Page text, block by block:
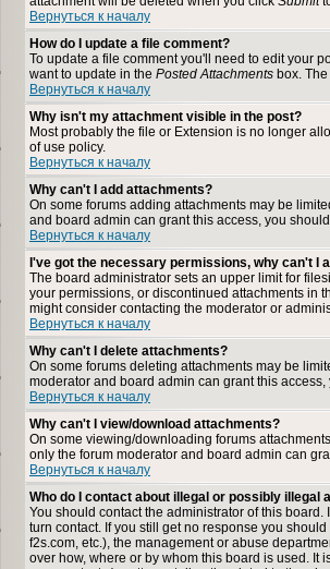
Вернуться к началу
How do I update a file comment?
To update a file comment you'll need to edit your
want to update in the Posted Attachments box.
Вернуться к началу
Why isn't my attachment visible in the post?
Most probably the file or Extension is no longer
of use policy.
Вернуться к началу
Why can't I add attachments?
On some forums adding attachments may be
and board admin can grant this access, you
Вернуться к началу
I've got the necessary permissions, why can't I
The board administrator sets an upper limit for
your permissions, or discontinued attachments in
might consider contacting the moderator or
Вернуться к началу
Why can't I delete attachments?
On some forums deleting attachments may be
moderator and board admin can grant this
Вернуться к началу
Why can't I view/download attachments?
On some viewing/downloading forums
only the forum moderator and board admin can
Вернуться к началу
Who do I contact about illegal or possibly illegal
You should contact the administrator of this
turn contact. If you still get no response you
f2s.com, etc.), the management or abuse
over how, where or by whom this board is used.